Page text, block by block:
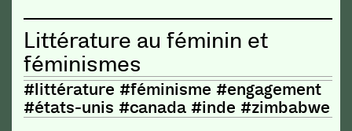
Littérature au féminin et
féminismes
#littérature #féminisme #engagement
#états-unis #canada #inde #zimbabwe